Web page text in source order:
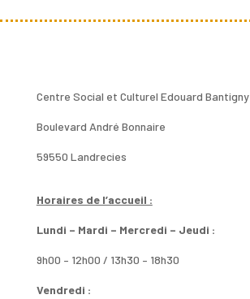
Centre Social et Culturel Edouard Bantigny
Boulevard André Bonnaire
59550 Landrecies
Horaires de l’accueil :
Lundi – Mardi – Mercredi – Jeudi :
9h00 – 12h00 / 13h30 – 18h30
Vendredi :